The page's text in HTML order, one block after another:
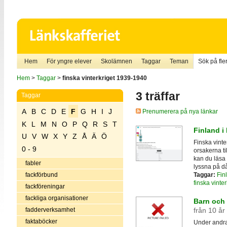
Hem För yngre elever Skolämnen Taggar Teman Sök på
Hem> Taggar> finska vinterkriget 1939-1940
Taggar
A B C D E F G H I
J
K
L M N O P Q R S
T
U
V W X Y Z Å Ä
Ö
0 - 9
fabler
fackförbund
fackföreningar
fackliga organisationer
fadderverksamhet
faktaböcker
3 träffar
Prenumerera på nya länkar
Finland i
Finska
orsakerna
kan du läsa
lyssna på
Taggar:
finska
Barn
från 10 år
Under